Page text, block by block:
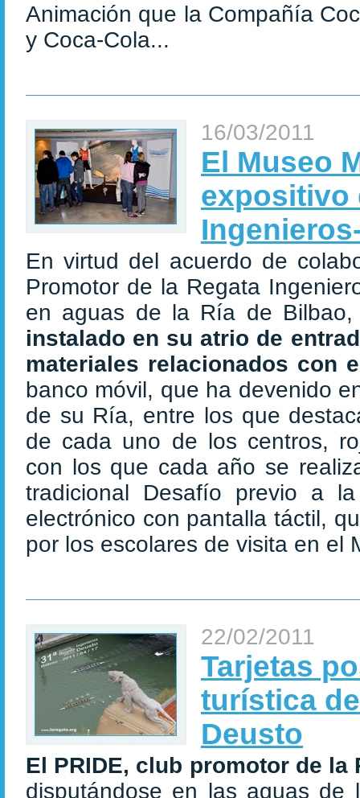
Animación que la Compañía
y Coca-Cola...
16/03/2011
El Museo
expositivo
En virtud del acuerdo de
Promotor de la Regata
en aguas de la Ría de
instalado en su atrio de
materiales relacionados con
banco móvil, que ha devenido
de su Ría, entre los que
de cada uno de los centros,
con los que cada año se
tradicional Desafío previo a
electrónico con pantalla táctil,
por los escolares de visita en el
22/02/2011
Tarjetas
turística
Deusto
El PRIDE, club promotor de
disputándose en las aguas